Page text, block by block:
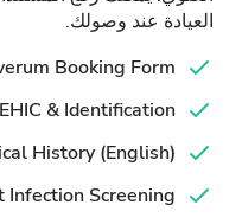
العيادة عند وصولك.
Booking Form
EHIC & Identification
History (English)
Infection Screening